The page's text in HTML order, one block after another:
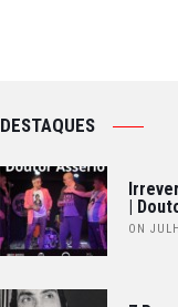
DESTAQUES
|
ON